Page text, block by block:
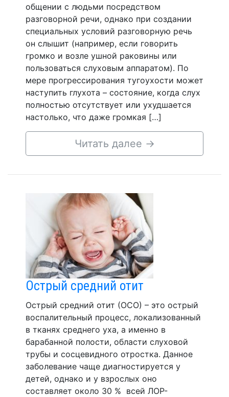
общении с людьми посредством
разговорной речи, однако при создании
специальных условий разговорную речь
он слышит (например, если говорить
громко и возле ушной раковины или
пользоваться слуховым аппаратом). По
мере прогрессирования тугоухости может
наступить глухота – состояние, когда слух
полностью отсутствует или ухудшается
настолько, что даже громкая […]
Читать далее →
Острый средний отит
Острый средний отит (ОСО) – это острый
воспалительный процесс, локализованный
в тканях среднего уха, а именно в
барабанной полости, области слуховой
трубы и сосцевидного отростка. Данное
заболевание чаще диагностируется у
детей, однако и у взрослых оно
составляет около 30 % всей ЛОР-